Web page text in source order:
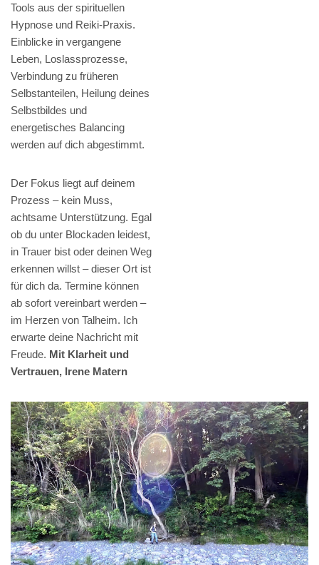
Tools aus der spirituellen
Hypnose und Reiki-Praxis.
Einblicke in vergangene
Leben, Loslassprozesse,
Verbindung zu früheren
Selbstanteilen, Heilung deines
Selbstbildes und
energetisches Balancing
werden auf dich abgestimmt.
Der Fokus liegt auf deinem
Prozess – kein Muss,
achtsame Unterstützung. Egal
ob du unter Blockaden leidest,
in Trauer bist oder deinen Weg
erkennen willst – dieser Ort ist
für dich da. Termine können
ab sofort vereinbart werden –
im Herzen von Talheim. Ich
erwarte deine Nachricht mit
Freude. Mit Klarheit und
Vertrauen, Irene Matern